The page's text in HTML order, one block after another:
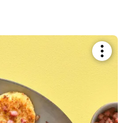
recipe
your